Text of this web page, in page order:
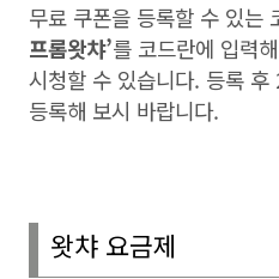
무료 쿠폰을 등록할 수 있는
프롬왓챠’를 코드란에 입력
시청할 수 있습니다. 등록 후
등록해 보시 바랍니다.
왓챠 요금제